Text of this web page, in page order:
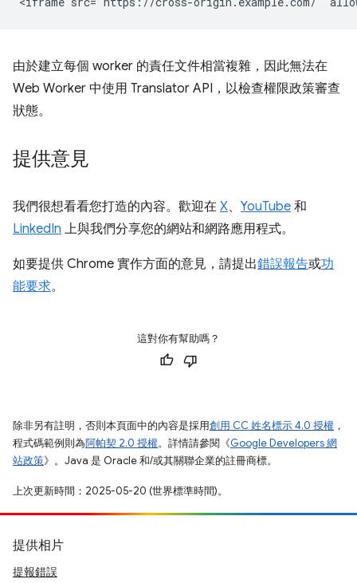
由於建立每個 worker 的責任文件相當複雜，因此無法在
Web Worker 中使用 Translator API，以檢查權限政策審查
狀態。
提供意見
我們很想看看您打造的內容。歡迎在 X、 YouTube 和
LinkedIn 上與我們分享您的網站和網路應用程式。
如要提供 Chrome 實作方面的意見，請提出錯誤報告或功
能要求。
這對你有幫助嗎？
除非另有註明，否則本頁面中的內容是採用創用 CC 姓名標示 4.0 授權 ，
程式碼範例則為阿帕契 2.0 授權。詳情請參閱《Google Developers 網
站政策》。Java 是 Oracle 和/或其關聯企業的註冊商標。
上次更新時間：2025-05-20 (世界標準時間)。
提供相片
提報錯誤